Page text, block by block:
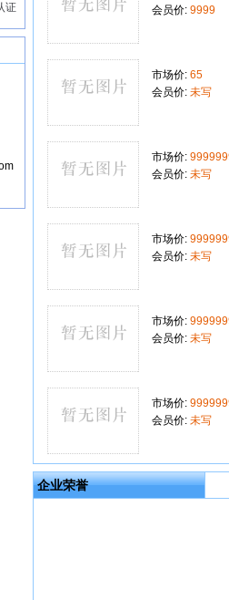
证
会员价: 9999
市场价: 65
会员价: 未写
市场价:
会员价: 未写
市场价:
会员价: 未写
市场价:
会员价: 未写
市场价:
会员价: 未写
企业荣誉